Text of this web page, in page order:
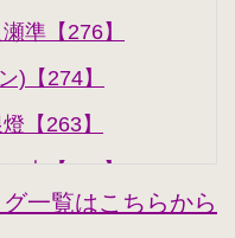
準【276】
)【274】
【263】
ル夫【260】
】
一覧はこちらから